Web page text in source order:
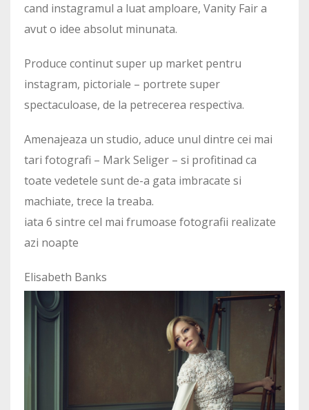
cand instagramul a luat amploare, Vanity Fair a
avut o idee absolut minunata.
Produce continut super up market pentru
instagram, pictoriale – portrete super
spectaculoase, de la petrecerea respectiva.
Amenajeaza un studio, aduce unul dintre cei mai
tari fotografi – Mark Seliger – si profitinad ca
toate vedetele sunt de-a gata imbracate si
machiate, trece la treaba.
iata 6 sintre cel mai frumoase fotografii realizate
azi noapte
Elisabeth Banks